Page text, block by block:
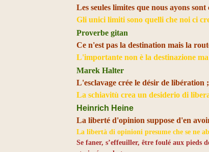
Les seules limites que nous ayons
Gli unici limiti sono quelli che noi ci
Proverbe gitan
Ce n'est pas la destination mais la
L'importante non è la destinazione
Marek Halter
L'esclavage crée le désir de
La schiavitù crea un desiderio di
Heinrich Heine
La liberté d'opinion suppose d'en
La libertà di opinioni presume che se ne
Se faner, s’effeuiller, être foulé aux pieds